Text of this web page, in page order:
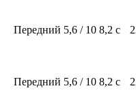
Передний 5,6 / 10 8,2 с
Передний 5,6 / 10 8,2 с